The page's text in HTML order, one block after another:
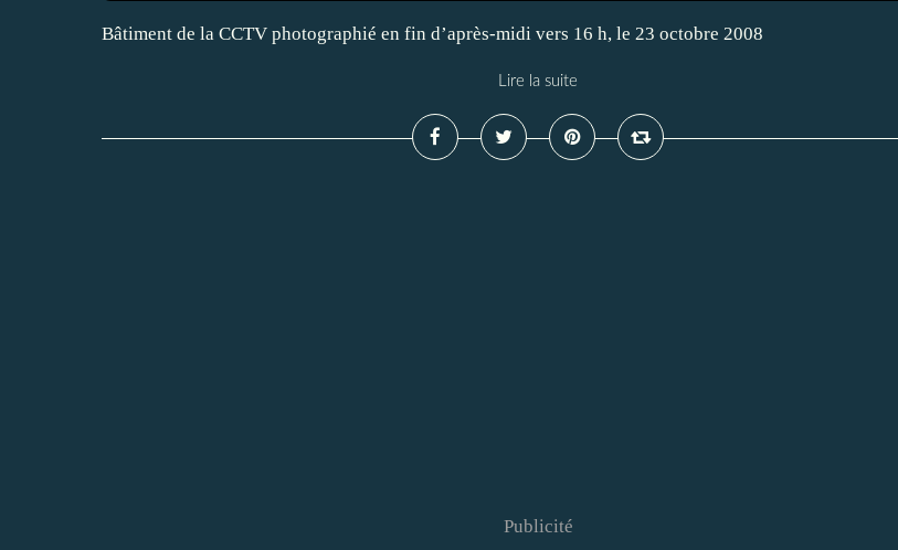
Bâtiment de la CCTV photographié en fin d’après-midi vers 16 h, le 23 octobre 2008
Lire la suite
Publicité